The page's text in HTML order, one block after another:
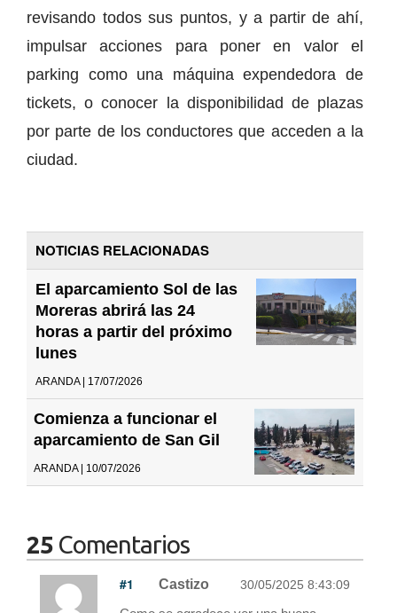
revisando todos sus puntos, y a partir de ahí,
impulsar acciones para poner en valor el
parking como una máquina expendedora de
tickets, o conocer la disponibilidad de plazas
por parte de los conductores que acceden a la
ciudad.
NOTICIAS RELACIONADAS
El aparcamiento Sol de las
Moreras abrirá las 24
horas a partir del próximo
lunes
ARANDA | 17/07/2026
Comienza a funcionar el
aparcamiento de San Gil
ARANDA | 10/07/2026
25 Comentarios
#1 Castizo 30/05/2025 8:43:09